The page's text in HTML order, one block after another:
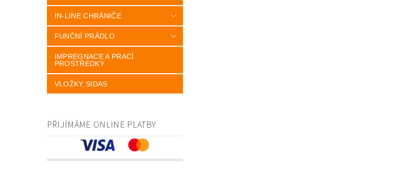
IN-LINE CHRÁNIČE
FUNČNÍ PRÁDLO
IMPREGNACE A PRACÍ
PROSTŘEDKY
VLOŽKY SIDAS
PŘIJÍMÁME ONLINE PLATBY